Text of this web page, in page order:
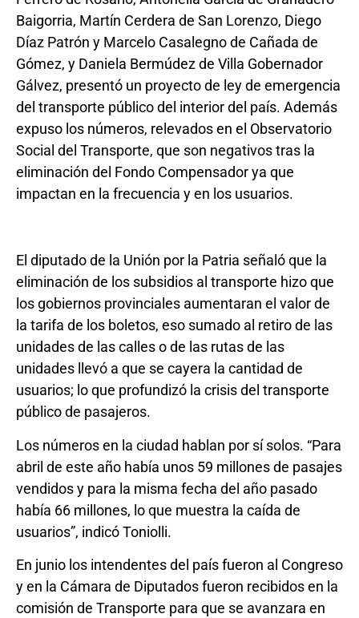
Baigorria, Martín Cerdera de San Lorenzo, Diego
Díaz Patrón y Marcelo Casalegno de Cañada de
Gómez, y Daniela Bermúdez de Villa Gobernador
Gálvez, presentó un proyecto de ley de emergencia
del transporte público del interior del país. Además
expuso los números, relevados en el Observatorio
Social del Transporte, que son negativos tras la
eliminación del Fondo Compensador ya que
impactan en la frecuencia y en los usuarios.
El diputado de la Unión por la Patria señaló que la
eliminación de los subsidios al transporte hizo que
los gobiernos provinciales aumentaran el valor de
la tarifa de los boletos, eso sumado al retiro de las
unidades de las calles o de las rutas de las
unidades llevó a que se cayera la cantidad de
usuarios; lo que profundizó la crisis del transporte
público de pasajeros.
Los números en la ciudad hablan por sí solos. “Para
abril de este año había unos 59 millones de pasajes
vendidos y para la misma fecha del año pasado
había 66 millones, lo que muestra la caída de
usuarios”, indicó Toniolli.
En junio los intendentes del país fueron al Congreso
y en la Cámara de Diputados fueron recibidos en la
comisión de Transporte para que se avanzara en